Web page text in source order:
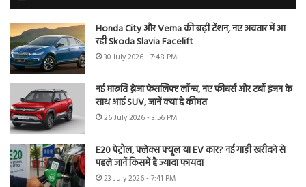
Honda City और Verna की बढ़ी टेंशन, नए अवतार में आ
रही Skoda Slavia Facelift
30 July 2026 - 7:48 PM
नई मारुति ब्रेजा फेसलिफ्ट लॉन्च, नए फीचर्स और टर्बो इंजन के
साथ आई SUV, जानें क्या है कीमत
26 July 2026 - 3:56 PM
E20 पेट्रोल, फ्लेक्स फ्यूल या EV कार? नई गाड़ी खरीदने से
पहले जानें किसमें है ज्यादा फायदा
23 July 2026 - 7:41 PM